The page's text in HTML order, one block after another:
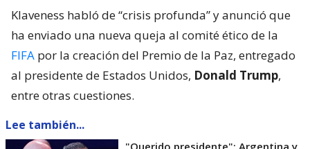
Klaveness habló de “crisis profunda” y anunció que
ha enviado una nueva queja al comité ético de la
FIFA por la creación del Premio de la Paz, entregado
al presidente de Estados Unidos, Donald Trump,
entre otras cuestiones.
Lee también...
"Querido presidente": Argentina y